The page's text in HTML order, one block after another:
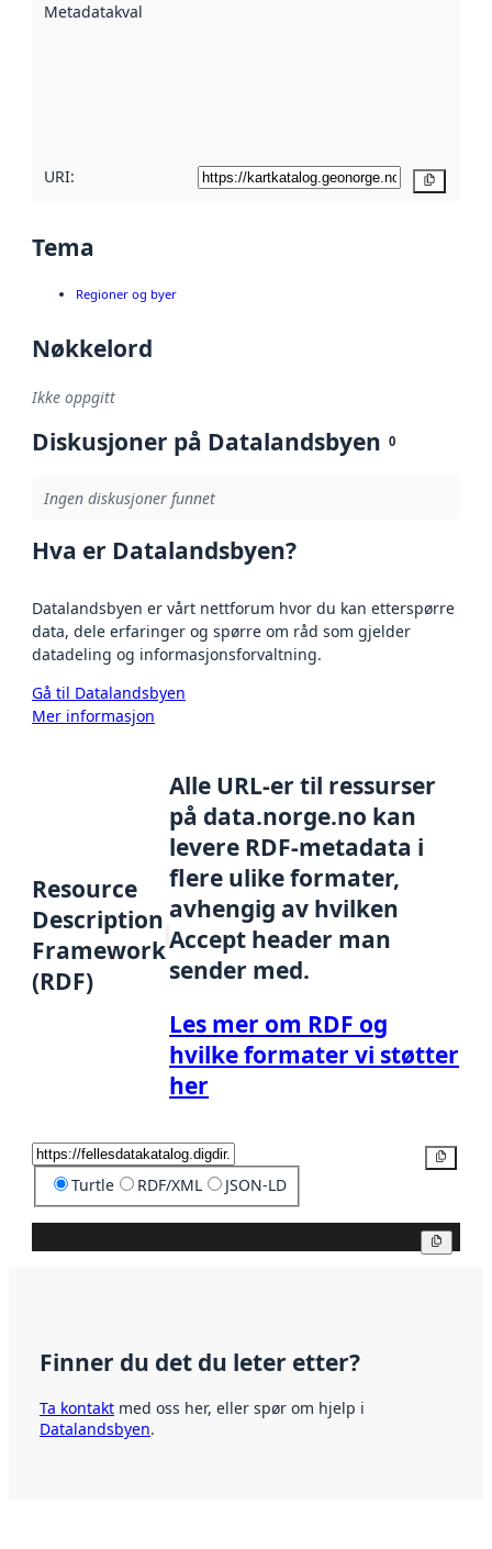
Metadatakvalitet
URI:
Tema
Regioner og byer
Nøkkelord
Ikke oppgitt
Diskusjoner på Datalandsbyen 0
Ingen diskusjoner funnet
Hva er Datalandsbyen?
Datalandsbyen er vårt nettforum hvor du kan etterspørre
data, dele erfaringer og spørre om råd som gjelder
datadeling og informasjonsforvaltning.
Gå til Datalandsbyen
Mer informasjon
Resource
Description
Framework
(RDF)
Alle URL-er til ressurser
på data.norge.no kan
levere RDF-metadata i
flere ulike formater,
avhengig av hvilken
Accept header man
sender med.
Les mer om RDF og
hvilke formater vi støtter
her
Turtle RDF/XML JSON-LD
Finner du det du leter etter?
Ta kontakt med oss her, eller spør om hjelp i
Datalandsbyen.